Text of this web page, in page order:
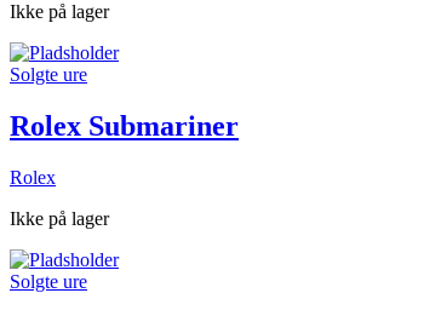
Ikke på lager
Solgte ure
Rolex Submariner
Rolex
Ikke på lager
Solgte ure